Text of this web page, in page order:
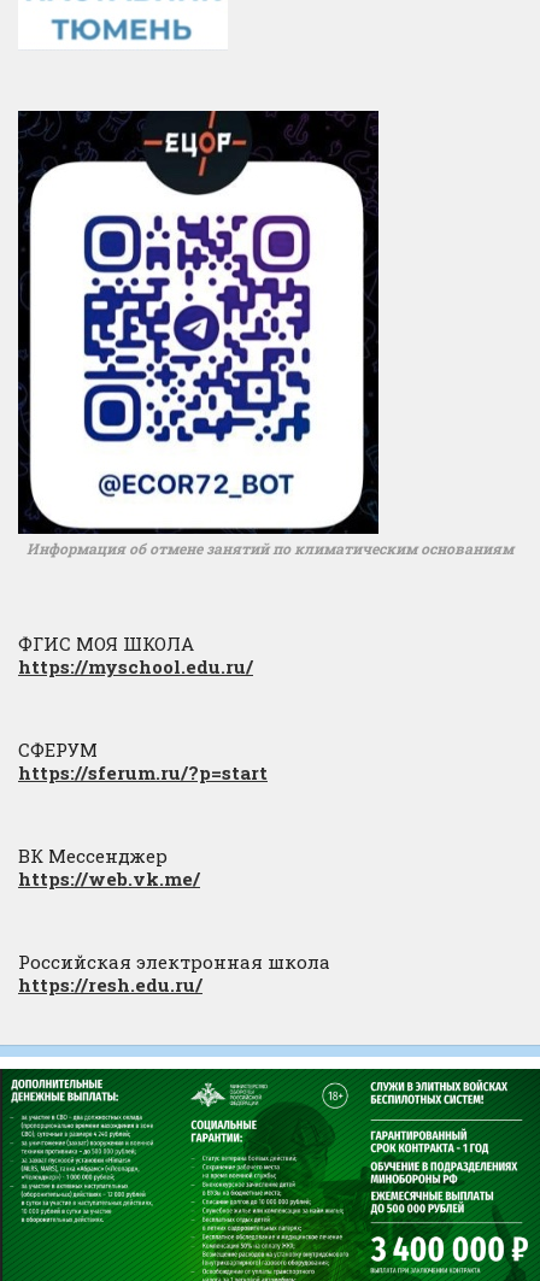
Информация об отмене занятий по климатическим основаниям
ФГИС МОЯ ШКОЛА
https://myschool.edu.ru/
СФЕРУМ
https://sferum.ru/?p=start
ВК Мессенджер
https://web.vk.me/
Российская электронная школа
https://resh.edu.ru/